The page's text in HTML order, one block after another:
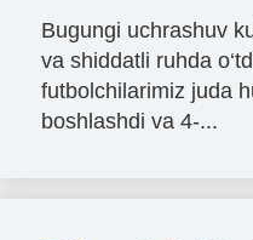
Bugungi uchrashuv
va shiddatli ruhda
futbolchilarimiz juda
boshlashdi va 4-...